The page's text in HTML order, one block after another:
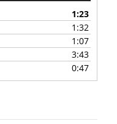
1:23
1:32
1:07
3:43
0:47